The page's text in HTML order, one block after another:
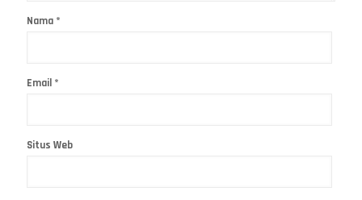
Nama *
Email *
Situs Web